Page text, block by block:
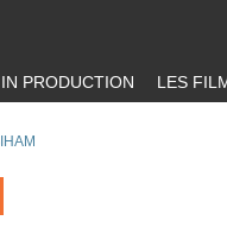
IN PRODUCTION LES